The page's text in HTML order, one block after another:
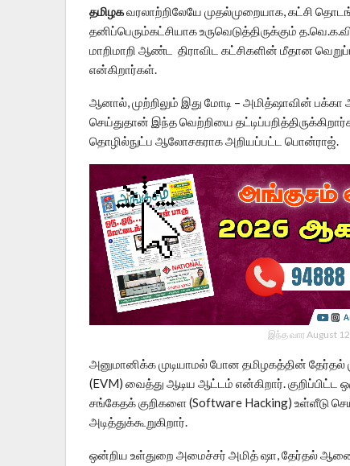
தமிழகவரலாற்றிலேயே முதல்முறையாக, கட்சி
தனிப்பெரும்கட்சியாக உருவெடுத்திருக்கும்
மாறிமாறி ஆண்ட திராவிட கட்சிகளின் மீதான
என்கிறார்கள்.
ஆனால், முற்றிலும் இது மோடி – அமித்ஷாவின் பக்கா
செய்துதான் இந்த வெற்றியை
தொழில்நுட்ப ஆலோசகராக அறியப்பட்ட பொன்ராஜ்.
இந்த வார August
அனுமானிக்க முடியாமல் போன தமிழகத்தின் தேர்தல்
(EVM) வைத்து ஆடிய ஆட்டம் என்கிறார்.
சங்கேதக் குறிகளை (Software Hacking) உள்ளீடு
அடித்துக்கூறுகிறார்.
ஒன்றிய உள்துறை அமைச்சர் அமித் ஷா, தேர்தல்